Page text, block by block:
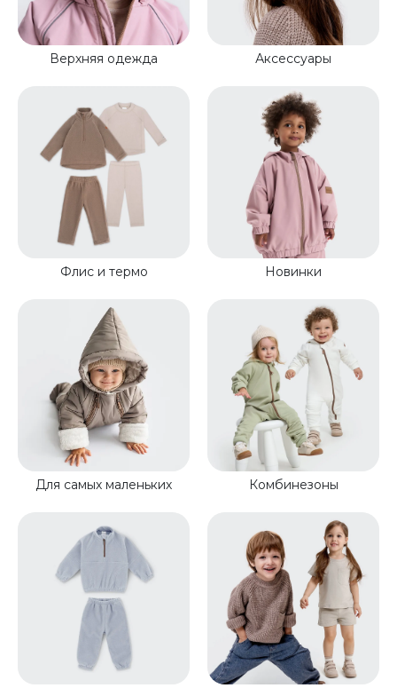
Верхняя одежда Аксессуары
Флис и термо Новинки
Для самых маленьких Комбинезоны